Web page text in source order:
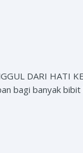
DARI HATI
bagi banyak